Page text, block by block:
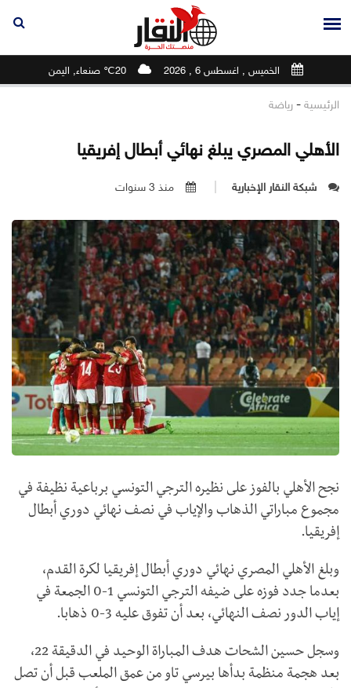
الخميس , اغسطس 6 , 2026 20℃ صنعاء, اليمن
الرئيسية - رياضة
الأهلي المصري يبلغ نهائي أبطال إفريقيا
شبكة النقار الإخبارية منذ 3 سنوات
نجح الأهلي بالفوز على نظيره الترجي التونسي برباعية نظيفة في
مجموع مباراتي الذهاب والإياب في نصف نهائي دوري أبطال
إفريقيا.
وبلغ الأهلي المصري نهائي دوري أبطال إفريقيا لكرة القدم،
بعدما جدد فوزه على ضيفه الترجي التونسي 1-0 الجمعة في
إياب الدور نصف النهائي، بعد أن تفوق عليه 3-0 ذهابا.
وسجل حسين الشحات هدف المباراة الوحيد في الدقيقة 22،
بعد هجمة منظمة بدأها بيرسي تاو من عمق الملعب قبل أن تصل